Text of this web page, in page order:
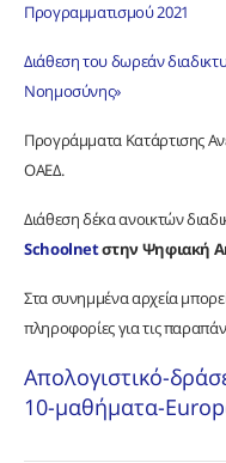
Προγραμματισμού 2021
Διάθεση του δωρεάν
Νοημοσύνης»
Προγράμματα Κατάρτισης
ΟΑΕΔ.
Διάθεση δέκα ανοικτών
Schoolnetστην Ψηφιακή
Στα συνημμένα αρχεία
πληροφορίες για τις
Απολογιστικό-
10-μαθήματα-